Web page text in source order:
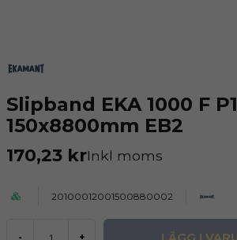
Slipband EKA 1000 F
150x8800mm EB2
170,23 krInkl moms
20100012001500880002
- +